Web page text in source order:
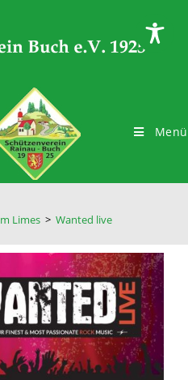
Menü
Limes > Wanted live